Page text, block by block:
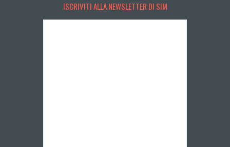
ISCRIVITI ALLA NEWSLETTER DI SIM